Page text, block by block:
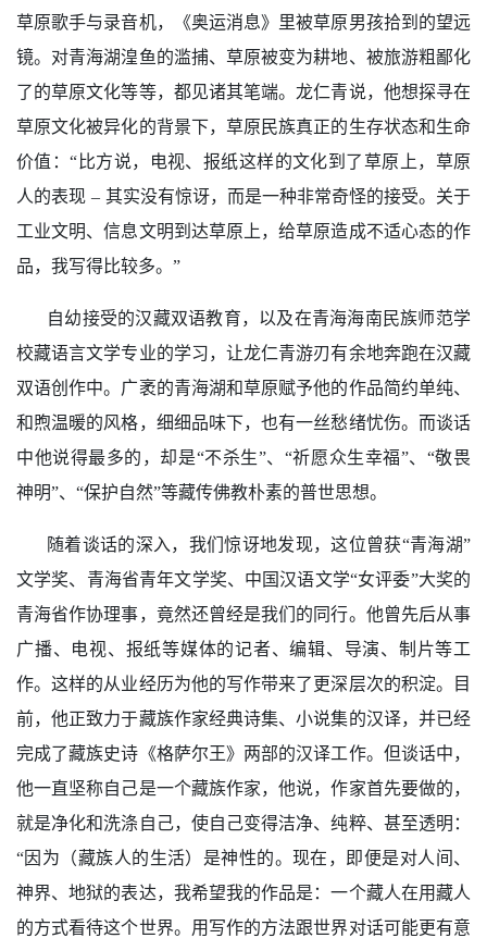
草原歌手与录音机，《奥运消息》里被草原男孩拾到的望远
镜。对青海湖湟鱼的滥捕、草原被变为耕地、被旅游粗鄙化
了的草原文化等等，都见诸其笔端。龙仁青说，他想探寻在
草原文化被异化的背景下，草原民族真正的生存状态和生命
价值：“比方说，电视、报纸这样的文化到了草原上，草原
人的表现 – 其实没有惊讶，而是一种非常奇怪的接受。关于
工业文明、信息文明到达草原上，给草原造成不适心态的作
品，我写得比较多。”
自幼接受的汉藏双语教育，以及在青海海南民族师范学
校藏语言文学专业的学习，让龙仁青游刃有余地奔跑在汉藏
双语创作中。广袤的青海湖和草原赋予他的作品简约单纯、
和煦温暖的风格，细细品味下，也有一丝愁绪忧伤。而谈话
中他说得最多的，却是“不杀生”、“祈愿众生幸福”、“敬畏
神明”、“保护自然”等藏传佛教朴素的普世思想。
随着谈话的深入，我们惊讶地发现，这位曾获“青海湖”
文学奖、青海省青年文学奖、中国汉语文学“女评委”大奖的
青海省作协理事，竟然还曾经是我们的同行。他曾先后从事
广播、电视、报纸等媒体的记者、编辑、导演、制片等工
作。这样的从业经历为他的写作带来了更深层次的积淀。目
前，他正致力于藏族作家经典诗集、小说集的汉译，并已经
完成了藏族史诗《格萨尔王》两部的汉译工作。但谈话中，
他一直坚称自己是一个藏族作家，他说，作家首先要做的，
就是净化和洗涤自己，使自己变得洁净、纯粹、甚至透明：
“因为（藏族人的生活）是神性的。现在，即便是对人间、
神界、地狱的表达，我希望我的作品是：一个藏人在用藏人
的方式看待这个世界。用写作的方法跟世界对话可能更有意